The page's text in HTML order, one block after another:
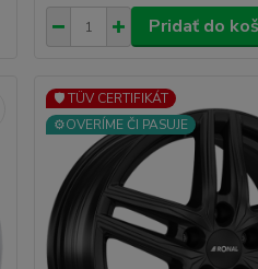
Pridať do
🛡️ TÜV CERTIFIKÁT
⚙️OVERÍME ČI PASUJE